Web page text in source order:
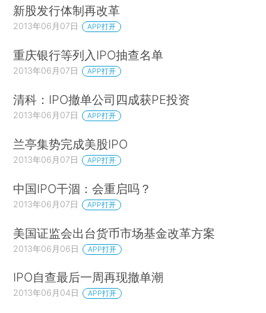
新股发行体制再改革
2013年06月07日 APP打开
重庆银行等列入IPO抽查名单
2013年06月07日 APP打开
清科：IPO撤单公司四成获PE投资
2013年06月07日 APP打开
兰亭集势完成美股IPO
2013年06月07日 APP打开
中国IPO干涸：会重启吗？
2013年06月07日 APP打开
美国证监会出台货币市场基金改革方案
2013年06月06日 APP打开
IPO自查最后一周再现撤单潮
2013年06月04日 APP打开